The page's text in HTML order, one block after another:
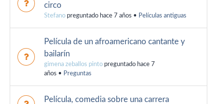
circo
Stefano preguntado hace 7 años • Películas antiguas
Película de un afroamericano cantante y
bailarín
gimena zeballos pinto preguntado hace 7
años • Preguntas
Película, comedia sobre una carrera